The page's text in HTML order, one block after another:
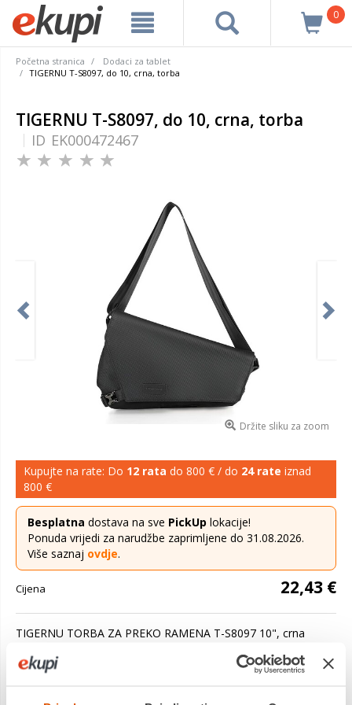
0
Početna stranica
Dodaci za tablet
TIGERNU T-S8097, do 10, crna, torba
TIGERNU T-S8097, do 10, crna, torba
ID EK000472467
Držite sliku za zoom
Kupujte na rate: Do 12 rata do 800 € / do 24 rate iznad
800 €
Besplatna dostava na sve PickUp lokacije!
Ponuda vrijedi za narudžbe zaprimljene do 31.08.2026.
Više saznaj ovdje.
Cijena 22,43 €
TIGERNU TORBA ZA PREKO RAMENA T-S8097 10", crna
prskanje i ogrebotine, vrlo je izdržljiva i ekolo&sca...Saznaj